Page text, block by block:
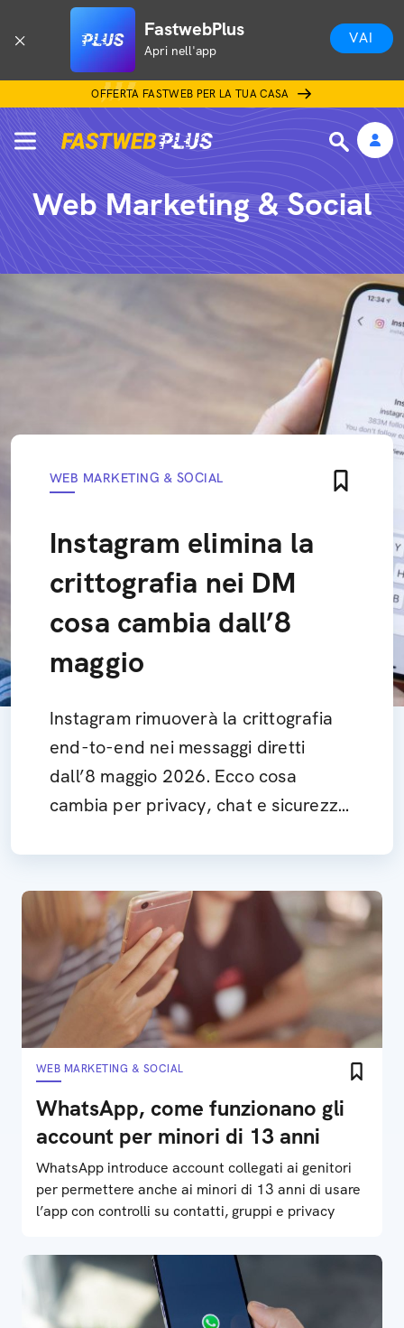
FastwebPlus
Apri nell'app
VAI
OFFERTA FASTWEB PER LA TUA CASA
Web Marketing & Social
WEB MARKETING & SOCIAL
Instagram elimina la
crittografia nei DM
cosa cambia dall’8
maggio
Instagram rimuoverà la crittografia
end-to-end nei messaggi diretti
dall’8 maggio 2026. Ecco cosa
cambia per privacy, chat e sicurezza
WEB MARKETING & SOCIAL
WhatsApp, come funzionano gli
account per minori di 13 anni
WhatsApp introduce account collegati ai genitori
per permettere anche ai minori di 13 anni di usare
l’app con controlli su contatti, gruppi e privacy